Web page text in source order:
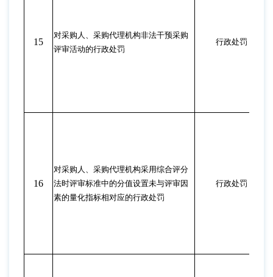
15
对采购人、采购代理机构非法干预采购
评审活动的行政处罚
行政处罚
16
对采购人、采购代理机构采用综合评分
法时评审标准中的分值设置未与评审因
素的量化指标相对应的行政处罚
行政处罚